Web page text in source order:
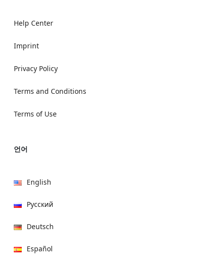
Help Center
Imprint
Privacy Policy
Terms and Conditions
Terms of Use
언어
English
Русский
Deutsch
Español